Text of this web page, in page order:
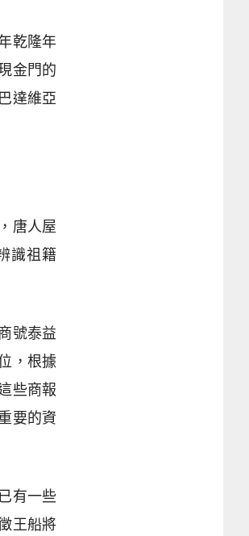
乾隆年
金門的
達維亞
唐人屋
識祖籍
號泰益
，根據
些商報
要的資
有一些
王船將